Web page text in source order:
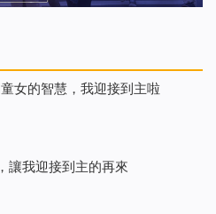
女的智慧，我迎接到主啦
讓我迎接到主的再來